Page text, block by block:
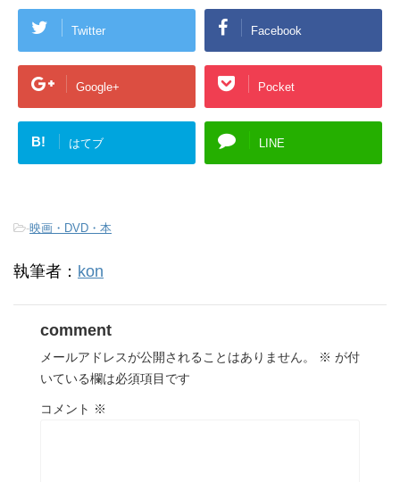
Twitter Facebook
Google+ Pocket
B! はてブ LINE
-映画・DVD・本
執筆者： kon
comment
メールアドレスが公開されることはありません。 ※ が付
いている欄は必須項目です
コメント ※